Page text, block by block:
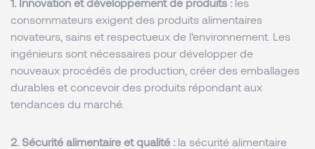
consommateurs exigent des produits alimentaires
novateurs, sains et respectueux de l'environnement. Les
ingénieurs sont nécessaires pour développer de
nouveaux procédés de production, créer des emballages
durables et concevoir des produits répondant aux
tendances du marché.
2. Sécurité alimentaire et qualité : la sécurité alimentaire